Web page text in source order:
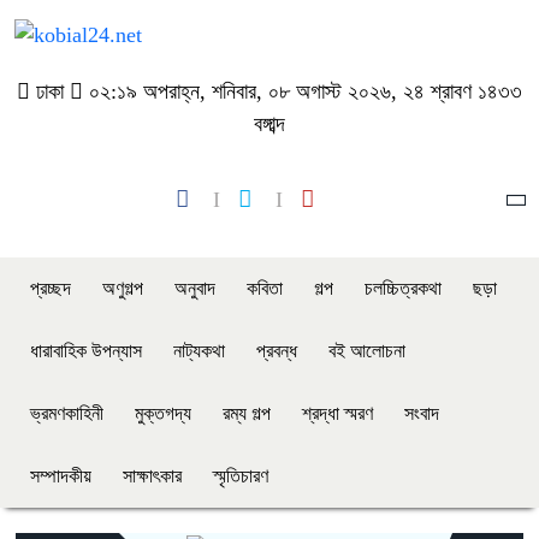
ঢাকা
০২:১৯ অপরাহ্ন, শনিবার, ০৮ অগাস্ট ২০২৬, ২৪ শ্রাবণ ১৪৩৩
বঙ্গাব্দ
প্রচ্ছদ অণুগল্প অনুবাদ কবিতা গল্প চলচ্চিত্রকথা ছড়া
ধারাবাহিক উপন্যাস নাট্যকথা প্রবন্ধ বই আলোচনা
ভ্রমণকাহিনী মুক্তগদ্য রম্য গল্প শ্রদ্ধা স্মরণ সংবাদ
সম্পাদকীয় সাক্ষাৎকার স্মৃতিচারণ